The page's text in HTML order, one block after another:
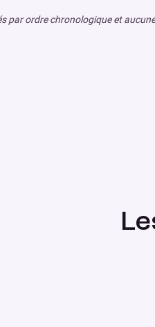
par ordre chronologique et